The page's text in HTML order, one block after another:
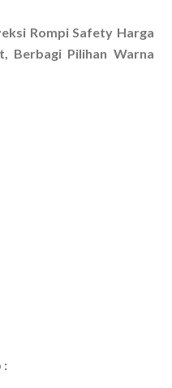
Rompi Safety Harga
Berbagi Pilihan Warna
: